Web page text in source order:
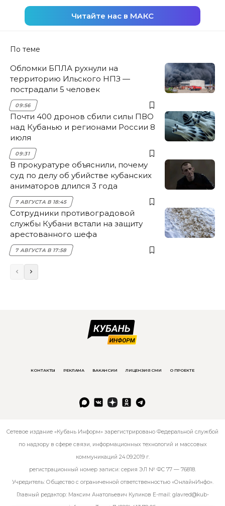
Читайте нас в МАКС
По теме
Обломки БПЛА рухнули на
территорию Ильского НПЗ —
пострадали 5 человек
09:56
Почти 400 дронов сбили силы ПВО
над Кубанью и регионами России 8
июля
09:31
В прокуратуре объяснили, почему
суд по делу об убийстве кубанских
аниматоров длился 3 года
7 АВГУСТА В 18:45
Сотрудники противоградовой
службы Кубани встали на защиту
арестованного шефа
7 АВГУСТА В 17:58
КОНТАКТЫ РЕКЛАМА ВАКАНСИИ ЛИЦЕНЗИЯ СМИ О ПРОЕКТЕ
Сетевое издание «Кубань Информ» зарегистрировано Федеральной службой
по надзору в сфере связи, информационных технологий и массовых
коммуникаций 24.09.2019 г.
регистрационный номер записи: серия ЭЛ № ФС 77 — 76818.
Учредитель: Общество с ограниченной ответственностью «ОнлайнИнфо».
Главный редактор: Максим Анатольевич Куликов E-mail: glavred@kub-